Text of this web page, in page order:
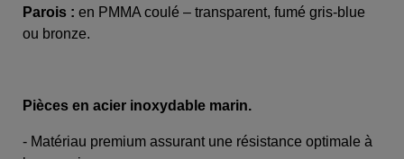
Parois : en PMMA coulé – transparent, fumé gris-blue
ou bronze.
Pièces en acier inoxydable marin.
- Matériau premium assurant une résistance optimale à